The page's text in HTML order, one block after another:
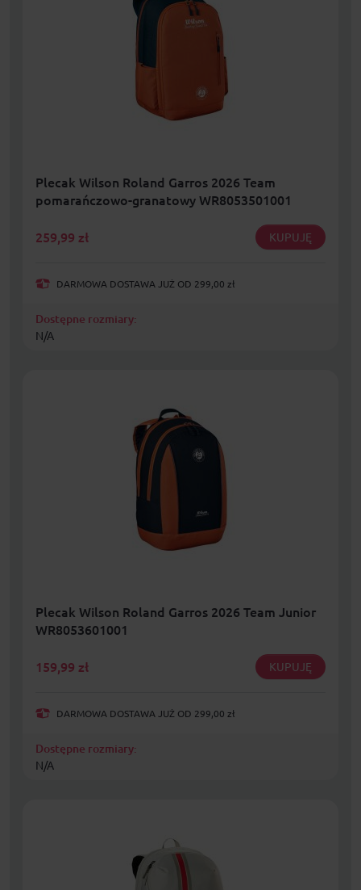
Plecak Wilson Roland Garros 2026 Team
pomarańczowo-granatowy WR8053501001
259,99 zł KUPUJĘ
DARMOWA DOSTAWA JUŻ OD 299,00 zł
Dostępne rozmiary:
N/A
Plecak Wilson Roland Garros 2026 Team Junior
WR8053601001
159,99 zł KUPUJĘ
DARMOWA DOSTAWA JUŻ OD 299,00 zł
Dostępne rozmiary:
N/A